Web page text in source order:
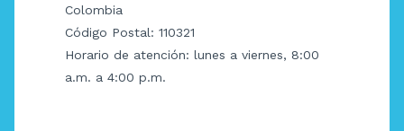
Colombia
Código Postal: 110321
Horario de atención: lunes a viernes, 8:00
a.m. a 4:00 p.m.